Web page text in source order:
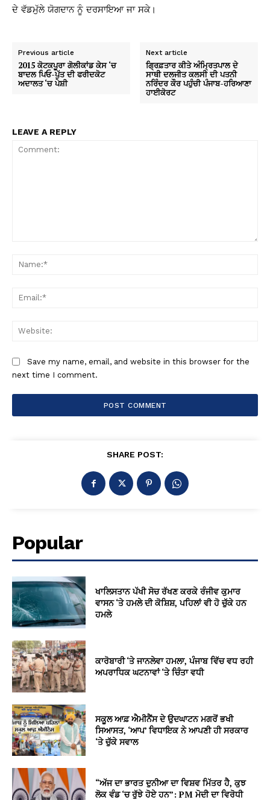
ਦੇ ਵੱਡਮੁੱਲੇ ਯੋਗਦਾਨ ਨੂੰ ਦਰਸਾਇਆ ਜਾ ਸਕੇ।
Previous article
2015 ਕੋਟਕਪੂਰਾ ਗੋਲੀਕਾਂਡ ਕੇਸ ‘ਚ
ਬਾਦਲ ਪਿਓ-ਪੁੱਤ ਦੀ ਫਰੀਦਕੋਟ
ਅਦਾਲਤ ‘ਚ ਪੇਸ਼ੀ
Next article
ਗ੍ਰਿਫ਼ਤਾਰ ਕੀਤੇ ਅੰਮ੍ਰਿਤਪਾਲ ਦੇ
ਸਾਥੀ ਦਲਜੀਤ ਕਲਸੀ ਦੀ ਪਤਨੀ
ਨਰਿੰਦਰ ਕੌਰ ਪਹੁੰਚੀ ਪੰਜਾਬ-ਹਰਿਆਣਾ
ਹਾਈਕੋਰਟ
LEAVE A REPLY
Save my name, email, and website in this browser for the
next time I comment.
SHARE POST:
Popular
ਖਾਲਿਸਤਾਨ ਪੱਖੀ ਸੋਚ ਰੱਖਣ ਕਰਕੇ ਰੰਜੀਵ ਕੁਮਾਰ
ਵਾਸਨ ‘ਤੇ ਹਮਲੇ ਦੀ ਕੋਸ਼ਿਸ਼, ਪਹਿਲਾਂ ਵੀ ਹੋ ਚੁੱਕੇ ਹਨ
ਹਮਲੇ
ਕਾਰੋਬਾਰੀ ‘ਤੇ ਜਾਨਲੇਵਾ ਹਮਲਾ, ਪੰਜਾਬ ਵਿੱਚ ਵਧ ਰਹੀ
ਅਪਰਾਧਿਕ ਘਟਨਾਵਾਂ ‘ਤੇ ਚਿੰਤਾ ਵਧੀ
ਸਕੂਲ ਆਫ਼ ਐਮੀਨੈਂਸ ਦੇ ਉਦਘਾਟਨ ਮਗਰੋਂ ਭਖੀ
ਸਿਆਸਤ, ‘ਆਪ’ ਵਿਧਾਇਕ ਨੇ ਆਪਣੀ ਹੀ ਸਰਕਾਰ
‘ਤੇ ਚੁੱਕੇ ਸਵਾਲ
“ਅੱਜ ਦਾ ਭਾਰਤ ਦੁਨੀਆ ਦਾ ਵਿਸ਼ਵ ਮਿੱਤਰ ਹੈ, ਕੁਝ
ਲੋਕ ਵੰਡ ‘ਚ ਰੁੱਝੇ ਹੋਏ ਹਨ”: PM ਮੋਦੀ ਦਾ ਵਿਰੋਧੀ